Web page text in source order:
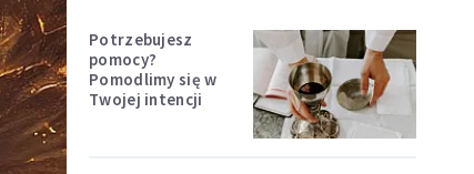
Potrzebujesz
pomocy?
Pomodlimy się w
Twojej intencji